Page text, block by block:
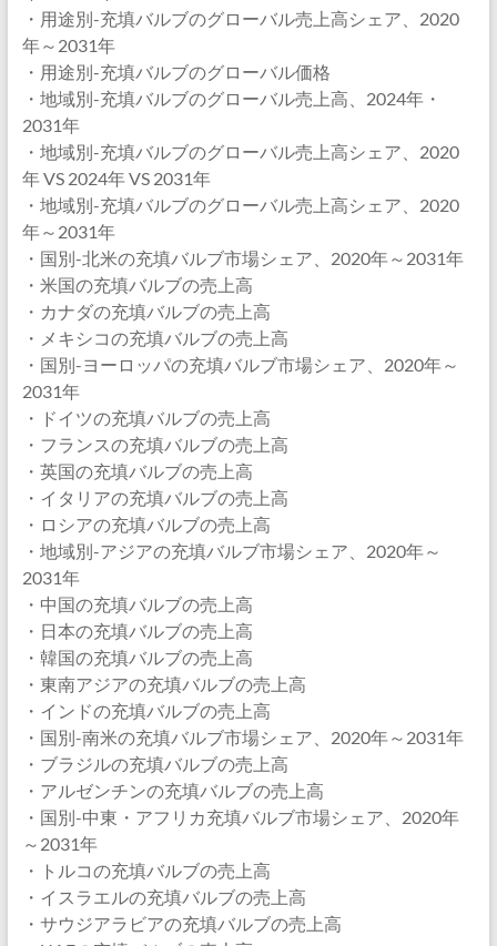
・用途別-充填バルブのグローバル売上高シェア、2020
年～2031年
・用途別-充填バルブのグローバル価格
・地域別-充填バルブのグローバル売上高、2024年・
2031年
・地域別-充填バルブのグローバル売上高シェア、2020
年 VS 2024年 VS 2031年
・地域別-充填バルブのグローバル売上高シェア、2020
年～2031年
・国別-北米の充填バルブ市場シェア、2020年～2031年
・米国の充填バルブの売上高
・カナダの充填バルブの売上高
・メキシコの充填バルブの売上高
・国別-ヨーロッパの充填バルブ市場シェア、2020年～
2031年
・ドイツの充填バルブの売上高
・フランスの充填バルブの売上高
・英国の充填バルブの売上高
・イタリアの充填バルブの売上高
・ロシアの充填バルブの売上高
・地域別-アジアの充填バルブ市場シェア、2020年～
2031年
・中国の充填バルブの売上高
・日本の充填バルブの売上高
・韓国の充填バルブの売上高
・東南アジアの充填バルブの売上高
・インドの充填バルブの売上高
・国別-南米の充填バルブ市場シェア、2020年～2031年
・ブラジルの充填バルブの売上高
・アルゼンチンの充填バルブの売上高
・国別-中東・アフリカ充填バルブ市場シェア、2020年
～2031年
・トルコの充填バルブの売上高
・イスラエルの充填バルブの売上高
・サウジアラビアの充填バルブの売上高